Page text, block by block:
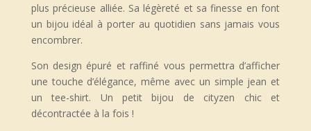
plus précieuse alliée. Sa légèreté et sa finesse en font
un bijou idéal à porter au quotidien sans jamais vous
encombrer.
Son design épuré et raffiné vous permettra d’afficher
une touche d’élégance, même avec un simple jean et
un tee-shirt. Un petit bijou de cityzen chic et
décontractée à la fois !